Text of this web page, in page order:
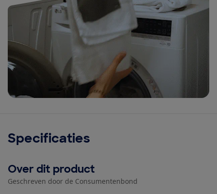
Specificaties
Over dit product
Geschreven door de Consumentenbond